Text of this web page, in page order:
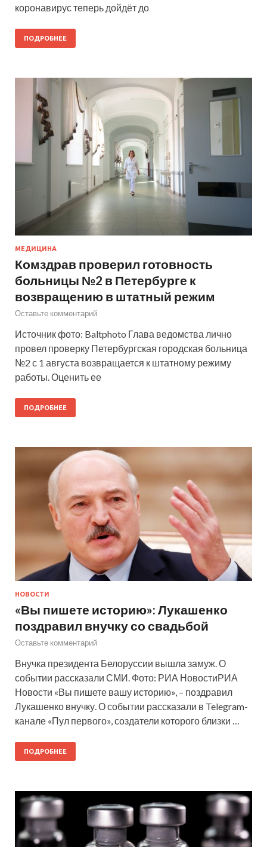
коронавирус теперь дойдёт до
ПОДРОБНЕЕ
МЕДИЦИНА
Комздрав проверил готовность
больницы №2 в Петербурге к
возвращению в штатный режим
Оставьте комментарий
Источник фото: Baltphoto Глава ведомства лично
провел проверку Петербургская городская больница
№2 с 1 августа возвращается к штатному режиму
работы. Оценить ее
ПОДРОБНЕЕ
НОВОСТИ
«Вы пишете историю»: Лукашенко
поздравил внучку со свадьбой
Оставьте комментарий
Внучка президента Белоруссии вышла замуж. О
событии рассказали СМИ. Фото: РИА НовостиРИА
Новости «Вы пишете вашу историю», – поздравил
Лукашенко внучку. О событии рассказали в Telegram-
канале «Пул первого», создатели которого близки …
ПОДРОБНЕЕ